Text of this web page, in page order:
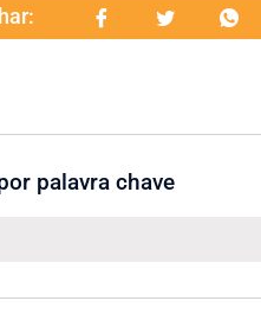
palavra chave